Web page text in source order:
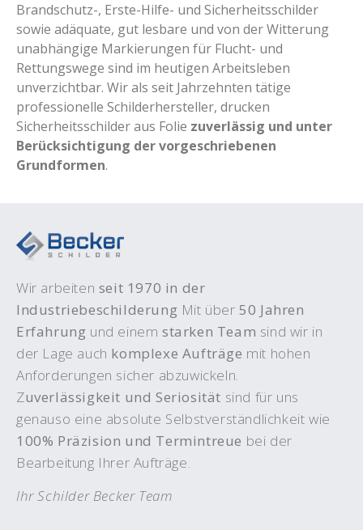
Brandschutz-, Erste-Hilfe- und Sicherheitsschilder
sowie adäquate, gut lesbare und von der Witterung
unabhängige Markierungen für Flucht- und
Rettungswege sind im heutigen Arbeitsleben
unverzichtbar. Wir als seit Jahrzehnten tätige
professionelle Schilderhersteller, drucken
Sicherheitsschilder aus Folie zuverlässig und unter
Berücksichtigung der vorgeschriebenen
Grundformen.
Wir arbeiten seit 1970 in der
Industriebeschilderung Mit über50 Jahren
Erfahrung und einemstarken Team sind wir in
der Lage auch komplexe Aufträge mit hohen
Anforderungen sicher abzuwickeln.
Zuverlässigkeit und Seriosität sind für uns
genauso eine absolute Selbstverständlichkeit wie
100% Präzision und Termintreue bei der
Bearbeitung Ihrer Aufträge.
Ihr Schilder Becker Team